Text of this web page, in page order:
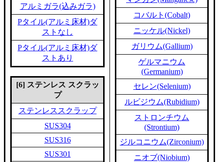
アルミガラ(込みガラ)
Pタイル(アルミ床材)ダ
ストなし
Pタイル(アルミ床材)ダ
ストあり
[6] ステンレス スクラッ
プ
ステンレススクラップ
SUS304
SUS316
SUS301
コバルト(Cobalt)
ニッケル(Nickel)
ガリウム(Gallium)
ゲルマニウム
(Germanium)
セレン(Selenium)
ルビジウム(Rubidium)
ストロンチウム
(Strontium)
ジルコニウム(Zirconium)
ニオブ(Niobium)